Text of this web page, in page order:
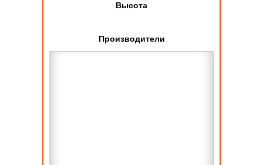
Высота
Производители